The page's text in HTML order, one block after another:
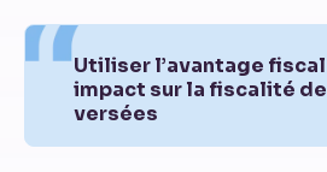
Utiliser l’avantage fiscal
impact sur la fiscalité
versées